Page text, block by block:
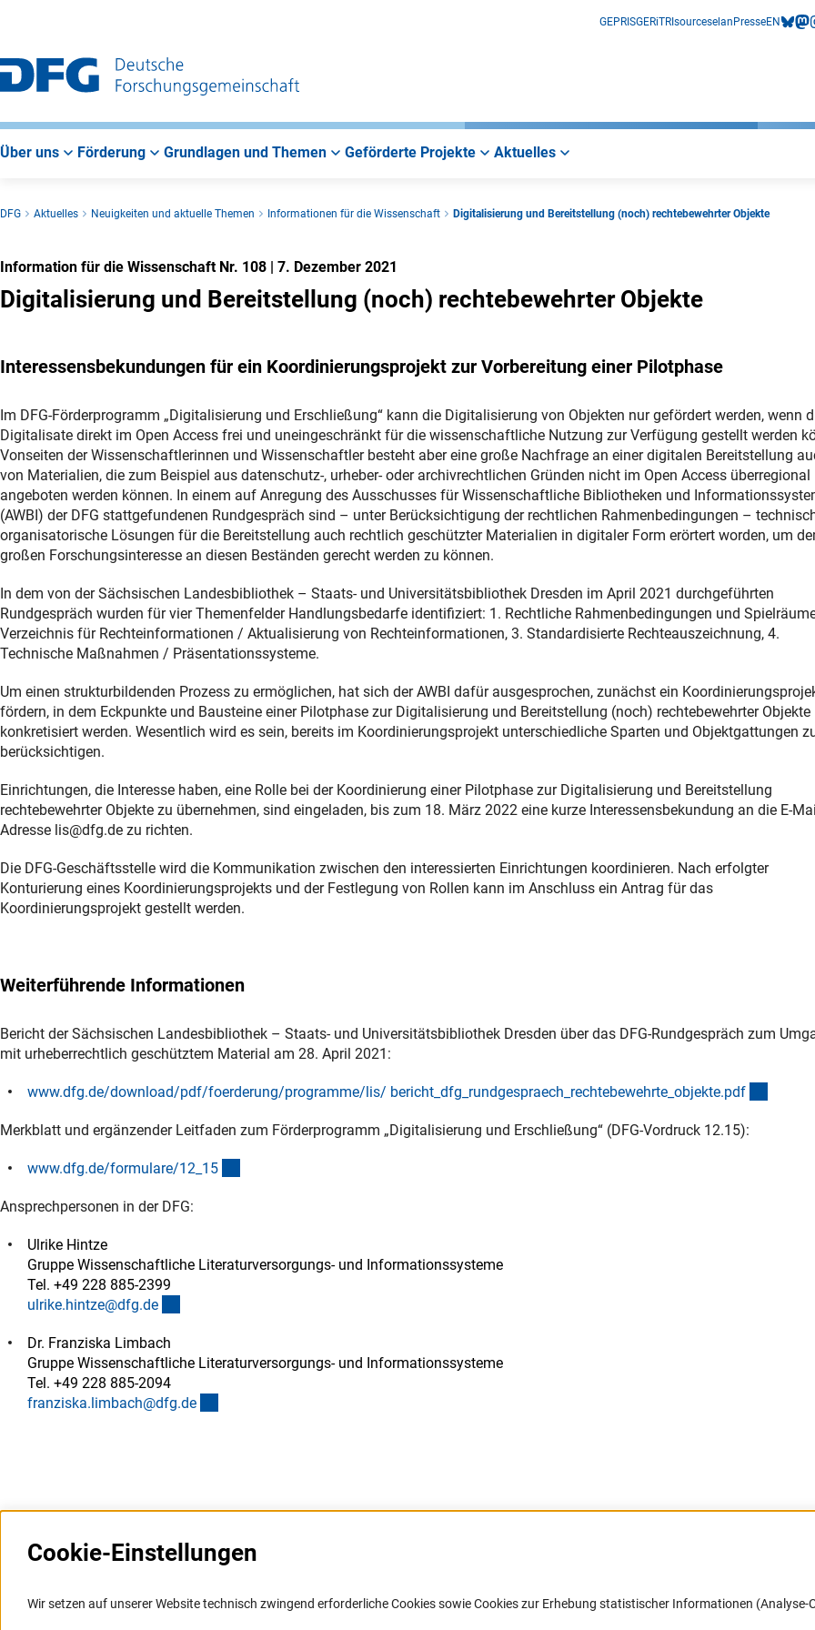
GEPRISGERiTRIsourceselan PresseEN
Über uns Förderung Grundlagen und Themen Geförderte Projekte Aktuelles
DFG Aktuelles Neuigkeiten und aktuelle Themen Informationen für die Wissenschaft Digitalisierung und Bereitstellung (noch) rechtebewehrter Objekte
Information für die Wissenschaft Nr. 108 | 7. Dezember 2021
Digitalisierung und Bereitstellung (noch) rechtebewehrter Objekte
Interessensbekundungen für ein Koordinierungsprojekt zur Vorbereitung einer Pilotphase
Im DFG-Förderprogramm „Digitalisierung und Erschließung“ kann die Digitalisierung von Objekten nur gefördert werden, wenn
Digitalisate direkt im Open Access frei und uneingeschränkt für die wissenschaftliche Nutzung zur Verfügung gestellt werden
Vonseiten der Wissenschaftlerinnen und Wissenschaftler besteht aber eine große Nachfrage an einer digitalen Bereitstellung
von Materialien, die zum Beispiel aus datenschutz-, urheber- oder archivrechtlichen Gründen nicht im Open Access überregional
angeboten werden können. In einem auf Anregung des Ausschusses für Wissenschaftliche Bibliotheken und
(AWBI) der DFG stattgefundenen Rundgespräch sind – unter Berücksichtigung der rechtlichen Rahmenbedingungen –
organisatorische Lösungen für die Bereitstellung auch rechtlich geschützter Materialien in digitaler Form erörtert worden, um
großen Forschungsinteresse an diesen Beständen gerecht werden zu können.
In dem von der Sächsischen Landesbibliothek – Staats- und Universitätsbibliothek Dresden im April 2021 durchgeführten
Rundgespräch wurden für vier Themenfelder Handlungsbedarfe identifiziert: 1. Rechtliche Rahmenbedingungen und
Verzeichnis für Rechteinformationen / Aktualisierung von Rechteinformationen, 3. Standardisierte Rechteauszeichnung, 4.
Technische Maßnahmen / Präsentationssysteme.
Um einen strukturbildenden Prozess zu ermöglichen, hat sich der AWBI dafür ausgesprochen, zunächst ein
fördern, in dem Eckpunkte und Bausteine einer Pilotphase zur Digitalisierung und Bereitstellung (noch) rechtebewehrter Objekte
konkretisiert werden. Wesentlich wird es sein, bereits im Koordinierungsprojekt unterschiedliche Sparten und Objektgattungen
berücksichtigen.
Einrichtungen, die Interesse haben, eine Rolle bei der Koordinierung einer Pilotphase zur Digitalisierung und Bereitstellung
rechtebewehrter Objekte zu übernehmen, sind eingeladen, bis zum 18. März 2022 eine kurze Interessensbekundung an die E-
Adresse lis@dfg.de zu richten.
Die DFG-Geschäftsstelle wird die Kommunikation zwischen den interessierten Einrichtungen koordinieren. Nach erfolgter
Konturierung eines Koordinierungsprojekts und der Festlegung von Rollen kann im Anschluss ein Antrag für das
Koordinierungsprojekt gestellt werden.
Weiterführende Informationen
Bericht der Sächsischen Landesbibliothek – Staats- und Universitätsbibliothek Dresden über das DFG-Rundgespräch zum
mit urheberrechtlich geschütztem Material am 28. April 2021:
www.dfg.de/download/pdf/foerderung/programme/lis/ bericht_dfg_rundgespraech_rechtebewehrte_objekte.pdf
Merkblatt und ergänzender Leitfaden zum Förderprogramm „Digitalisierung und Erschließung“ (DFG-Vordruck 12.15):
www.dfg.de/formulare/12_1 5
Ansprechpersonen in der DFG:
Ulrike Hintze
Gruppe Wissenschaftliche Literaturversorgungs- und Informationssysteme
Tel. +49 228 885-2399
ulrike.hintze@dfg.de
Dr. Franziska Limbach
Gruppe Wissenschaftliche Literaturversorgungs- und Informationssysteme
Tel. +49 228 885-2094
franziska.limbach@dfg.de
Informationssysteme
Cookie-Einstellungen
Wir setzen auf unserer Website technisch zwingend erforderliche Cookies sowie Cookies zur Erhebung statistischer Informationen (Analyse-